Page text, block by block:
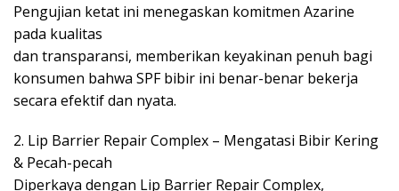
Pengujian ketat ini menegaskan komitmen Azarine
pada kualitas
dan transparansi, memberikan keyakinan penuh bagi
konsumen bahwa SPF bibir ini benar-benar bekerja
secara efektif dan nyata.
2. Lip Barrier Repair Complex – Mengatasi Bibir Kering
& Pecah-pecah
Diperkaya dengan Lip Barrier Repair Complex,